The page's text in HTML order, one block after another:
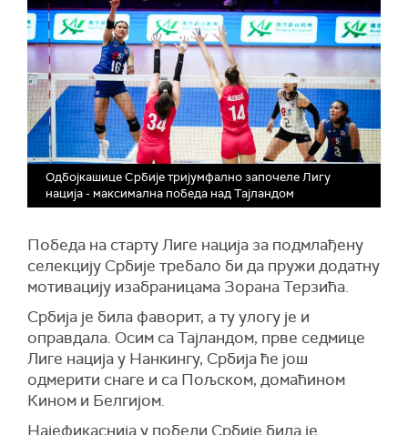
Одбојкашице Србије тријумфално започеле Лигу
нација - максимална победа над Тајландом
Победа на старту Лиге нација за подмлађену
селекцију Србије требало би да пружи додатну
мотивацију изабраницама Зорана Терзића.
Србија је била фаворит, а ту улогу је и
оправдала. Осим са Тајландом, прве седмице
Лиге нација у Нанкингу, Србија ће још
одмерити снаге и са Пољском, домаћином
Кином и Белгијом.
Најефикаснија у победи Србије била је